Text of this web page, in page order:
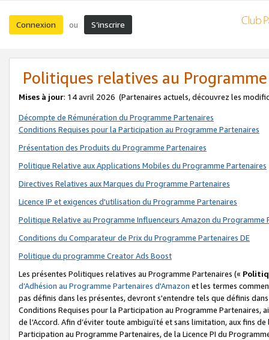
Connexion ou S’inscrire
Politiques relatives au
Mises à jour: 14 avril 2026 (Partenaires actuels, découvrez les
Décompte de Rémunération du Programme Partenaires
Conditions Requises pour la Participation au Programme Partenaires
Présentation des Produits du Programme Partenaires
Politique Relative aux Applications Mobiles du Programme Partenaires
Directives Relatives aux Marques du Programme Partenaires
Licence IP et exigences d'utilisation du Programme Partenaires
Politique Relative au Programme Influenceurs Amazon du Programme
Conditions du Comparateur de Prix du Programme Partenaires DE
Politique du programme Creator Ads Boost
Les présentes Politiques relatives au Programme Partenaires («
d’Adhésion au Programme Partenaires d'Amazon et les termes
pas définis dans les présentes, devront s'entendre tels que définis
Conditions Requises pour la Participation au Programme Partenaires,
de l'Accord. Afin d’éviter toute ambiguïté et sans limitation, aux fins
Participation au Programme Partenaires, de la Licence PI du